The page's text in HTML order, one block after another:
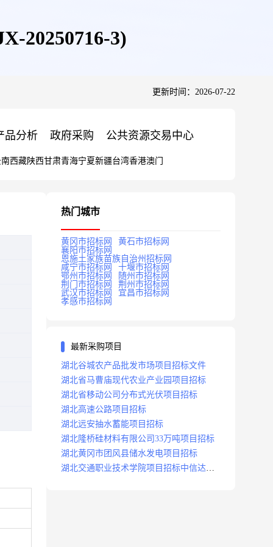
20250716-3)
更新时间：2026-07-22
品分析 政府采购 公共资源交易中心
西藏陕西甘肃青海宁夏新疆台湾香港澳门
热门城市
黄冈市招标网
黄石市招标网
襄阳市招标网
恩施土家族苗族自治州招标网
咸宁市招标网
十堰市招标网
鄂州市招标网
随州市招标网
荆门市招标网
荆州市招标网
武汉市招标网
宜昌市招标网
孝感市招标网
最新采购项目
湖北谷城农产品批发市场项目招标文件
湖北省马曹庙现代农业产业园项目招标
湖北省移动公司分布式光伏项目招标
湖北高速公路项目招标
湖北远安抽水蓄能项目招标
湖北隆桥硅材料有限公司33万吨项目招标
湖北黄冈市团风县储水发电项目招标
湖北交通职业技术学院项目招标中信达咨